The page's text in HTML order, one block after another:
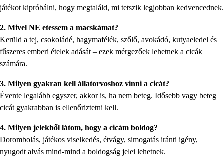
játékot kipróbálni, hogy megtaláld, mi tetszik legjobban kedvencednek.
2. Mivel NE etessem a macskámat?
Kerüld a tej, csokoládé, hagymafélék, szőlő, avokádó, kutyaeledel és
fűszeres emberi ételek adását – ezek mérgezőek lehetnek a cicák
számára.
3. Milyen gyakran kell állatorvoshoz vinni a cicát?
Évente legalább egyszer, akkor is, ha nem beteg. Idősebb vagy beteg
cicát gyakrabban is ellenőriztetni kell.
4. Milyen jelekből látom, hogy a cicám boldog?
Dorombolás, játékos viselkedés, étvágy, simogatás iránti igény,
nyugodt alvás mind-mind a boldogság jelei lehetnek.